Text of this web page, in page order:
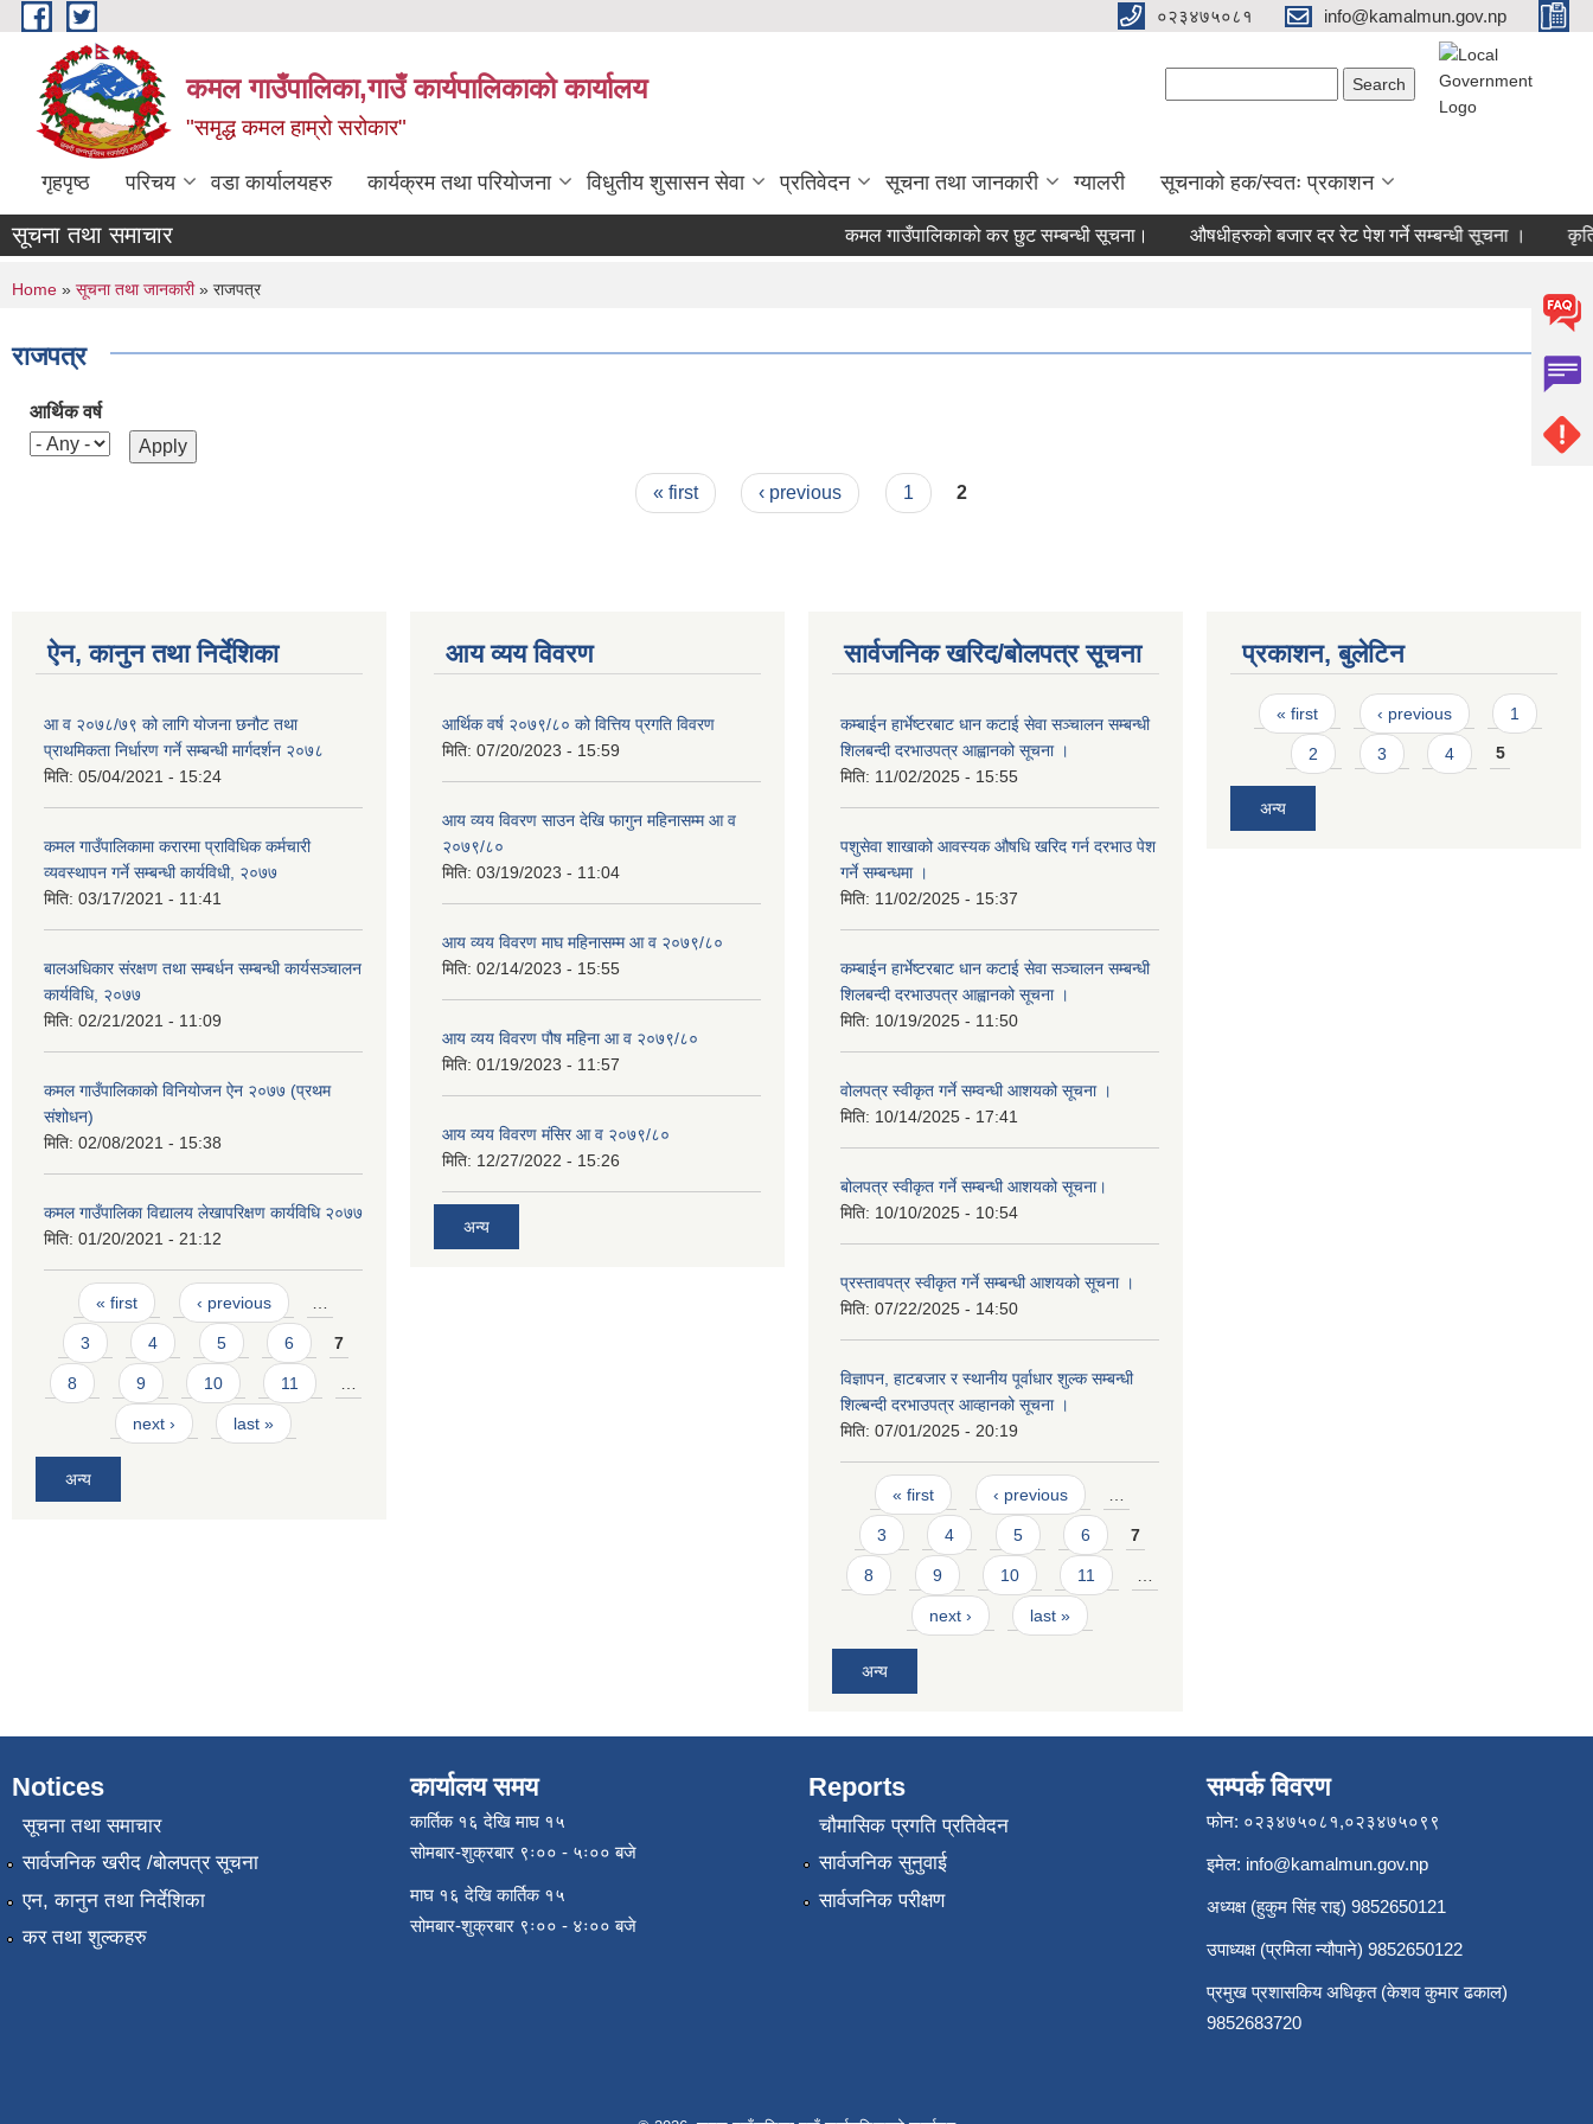
Skip to main content ०२३४७५०८१ info@kamalmun.gov.np
कमल गाउँपालिका,गाउँ कार्यपालिकाको कार्यालय
"समृद्ध कमल हाम्रो सरोकार"
गृहपृष्ठ परिचय वडा कार्यालयहरु कार्यक्रम तथा परियोजना विधुतीय शुसासन सेवा प्रतिवेदन सूचना तथा जानकारी ग्यालरी सूचनाको हक/स्वतः प्रकाशन
सूचना तथा समाचार कमल गाउँपालिकाको कर छुट सम्बन्धी सूचना। औषधीहरुको बजार दर रेट पेश गर्ने सम्बन्धी सूचना ।
You are here
Home » सूचना तथा जानकारी» राजपत्र
राजपत्र
आर्थिक वर्ष
« first ‹ previous 1 2
ऐन, कानुन तथा निर्देशिका
आ व २०७८/७९ को लागि योजना छनौट तथा
प्राथमिकता निर्धारण गर्ने सम्बन्धी मार्गदर्शन २०७८
मिति: 05/04/2021 - 15:24
कमल गाउँपालिकामा करारमा प्राविधिक कर्मचारी
व्यवस्थापन गर्ने सम्बन्धी कार्यविधी, २०७७
मिति: 03/17/2021 - 11:41
बालअधिकार संरक्षण तथा सम्बर्धन सम्बन्धी कार्यसञ्चालन
कार्यविधि, २०७७
मिति: 02/21/2021 - 11:09
कमल गाउँपालिकाको विनियोजन ऐन २०७७ (प्रथम
संशोधन)
मिति: 02/08/2021 - 15:38
कमल गाउँपालिका विद्यालय लेखापरिक्षण कार्यविधि २०७७
मिति: 01/20/2021 - 21:12
Pages
« first ‹ previous
3 4 5 6 7
8 9 10 11
next › last »
अन्य
आय व्यय विवरण
आर्थिक वर्ष २०७९/८० को वित्तिय प्रगति विवरण
मिति: 07/20/2023 - 15:59
आय व्यय विवरण साउन देखि फागुन महिनासम्म आ व
२०७९/८०
मिति: 03/19/2023 - 11:04
आय व्यय विवरण माघ महिनासम्म आ व २०७९/८०
मिति: 02/14/2023 - 15:55
आय व्यय विवरण पौष महिना आ व २०७९/८०
मिति: 01/19/2023 - 11:57
आय व्यय विवरण मंसिर आ व २०७९/८०
मिति: 12/27/2022 - 15:26
अन्य
सार्वजनिक खरिद/बोलपत्र सूचना
कम्बाईन हार्भेष्टरबाट धान कटाई सेवा सञ्चालन सम्बन्धी
शिलबन्दी दरभाउपत्र आह्वानको सूचना ।
मिति: 11/02/2025 - 15:55
पशुसेवा शाखाको आवस्यक औषधि खरिद गर्न दरभाउ पेश
गर्ने सम्बन्धमा ।
मिति: 11/02/2025 - 15:37
कम्बाईन हार्भेष्टरबाट धान कटाई सेवा सञ्चालन सम्बन्धी
शिलबन्दी दरभाउपत्र आह्वानको सूचना ।
मिति: 10/19/2025 - 11:50
वोलपत्र स्वीकृत गर्ने सम्वन्धी आशयको सूचना ।
मिति: 10/14/2025 - 17:41
बोलपत्र स्वीकृत गर्ने सम्बन्धी आशयको सूचना।
मिति: 10/10/2025 - 10:54
प्रस्तावपत्र स्वीकृत गर्ने सम्बन्धी आशयको सूचना ।
मिति: 07/22/2025 - 14:50
विज्ञापन, हाटबजार र स्थानीय पूर्वाधार शुल्क सम्बन्धी
शिल्बन्दी दरभाउपत्र आव्हानको सूचना ।
मिति: 07/01/2025 - 20:19
Pages
« first ‹ previous
3 4 5 6 7
8 9 10 11
next › last »
अन्य
प्रकाशन, बुलेटिन
Pages
« first ‹ previous 1
2 3 4 5
अन्य
Notices
सूचना तथा समाचार
सार्वजनिक खरीद /बोलपत्र सूचना
एन, कानुन तथा निर्देशिका
कर तथा शुल्कहरु
कार्यालय समय
कार्तिक १६ देखि माघ १५
सोमबार-शुक्रबार ९ः०० - ५ः०० बजे
माघ १६ देखि कार्तिक १५
सोमबार-शुक्रबार ९ः०० - ४ः०० बजे
Reports
चौमासिक प्रगति प्रतिवेदन
सार्वजनिक सुनुवाई
सार्वजनिक परीक्षण
सम्पर्क विवरण
फोन: ०२३४७५०८१,०२३४७५०९९
इमेल: info@kamalmun.gov.np
अध्यक्ष (हुकुम सिंह राइ) 9852650121
उपाध्यक्ष (प्रमिला न्यौपाने) 9852650122
प्रमुख प्रशासकिय अधिकृत (केशव कुमार ढकाल)
9852683720